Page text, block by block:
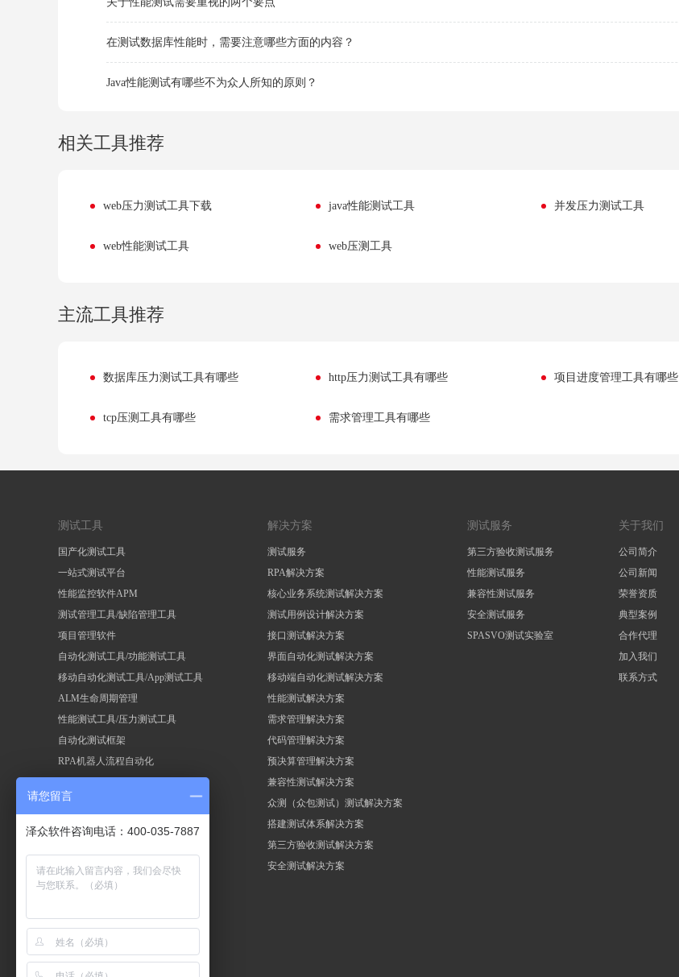
在测试数据库性能时，需要注意哪些方面的内容？
Java性能测试有哪些不为众人所知的原则？
相关工具推荐
web压力测试工具下载 java性能测试工具 并发压力测试工具
web性能测试工具 web压测工具
主流工具推荐
数据库压力测试工具有哪些 http压力测试工具有哪些 项目进度管理工具有哪些
tcp压测工具有哪些 需求管理工具有哪些
测试工具
国产化测试工具
一站式测试平台
性能监控软件APM
测试管理工具/缺陷管理工具
项目管理软件
自动化测试工具/功能测试工具
移动自动化测试工具/App测试工具
ALM生命周期管理
性能测试工具/压力测试工具
自动化测试框架
RPA机器人流程自动化
解决方案
测试服务
RPA解决方案
核心业务系统测试解决方案
测试用例设计解决方案
接口测试解决方案
界面自动化测试解决方案
移动端自动化测试解决方案
性能测试解决方案
需求管理解决方案
代码管理解决方案
预决算管理解决方案
兼容性测试解决方案
众测（众包测试）测试解决方案
搭建测试体系解决方案
第三方验收测试解决方案
安全测试解决方案
测试服务
第三方验收测试服务
性能测试服务
兼容性测试服务
安全测试服务
SPASVO测试实验室
关于我们
公司简介
公司新闻
荣誉资质
典型案例
合作代理
加入我们
联系方式
请您留言
泽众软件咨询电话：400-035-7887